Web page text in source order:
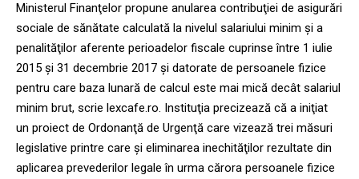
Ministerul Finanţelor propune anularea contribuţiei de asigurări
sociale de sănătate calculată la nivelul salariului minim şi a
penalităţilor aferente perioadelor fiscale cuprinse între 1 iulie
2015 şi 31 decembrie 2017 şi datorate de persoanele fizice
pentru care baza lunară de calcul este mai mică decât salariul
minim brut, scrie lexcafe.ro. Instituţia precizează că a iniţiat
un proiect de Ordonanţă de Urgenţă care vizează trei măsuri
legislative printre care şi eliminarea inechităţilor rezultate din
aplicarea prevederilor legale în urma cărora persoanele fizice